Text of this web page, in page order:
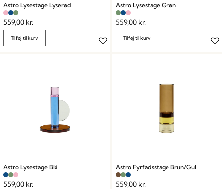
Astro Lysestage Lyserød
559,00 kr.
Tilføj til kurv
Astro Lysestage Grøn
559,00 kr.
Tilføj til kurv
Astro Lysestage Blå
559,00 kr.
Astro Fyrfadsstage Brun/Gul
559,00 kr.